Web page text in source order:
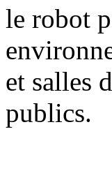
le robot
et salles
publics.